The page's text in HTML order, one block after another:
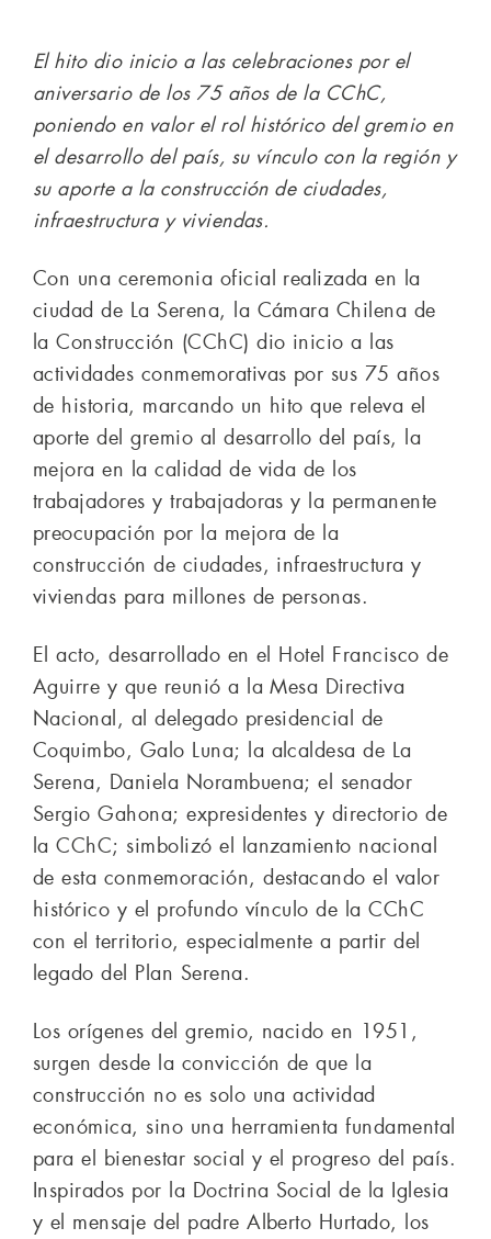
El hito dio inicio a las celebraciones por el
aniversario de los 75 años de la CChC,
poniendo en valor el rol histórico del gremio en
el desarrollo del país, su vínculo con la región y
su aporte a la construcción de ciudades,
infraestructura y viviendas.
Con una ceremonia oficial realizada en la
ciudad de La Serena, la Cámara Chilena de
la Construcción (CChC) dio inicio a las
actividades conmemorativas por sus 75 años
de historia, marcando un hito que releva el
aporte del gremio al desarrollo del país, la
mejora en la calidad de vida de los
trabajadores y trabajadoras y la permanente
preocupación por la mejora de la
construcción de ciudades, infraestructura y
viviendas para millones de personas.
El acto, desarrollado en el Hotel Francisco de
Aguirre y que reunió a la Mesa Directiva
Nacional, al delegado presidencial de
Coquimbo, Galo Luna; la alcaldesa de La
Serena, Daniela Norambuena; el senador
Sergio Gahona; expresidentes y directorio de
la CChC; simbolizó el lanzamiento nacional
de esta conmemoración, destacando el valor
histórico y el profundo vínculo de la CChC
con el territorio, especialmente a partir del
legado del Plan Serena.
Los orígenes del gremio, nacido en 1951,
surgen desde la convicción de que la
construcción no es solo una actividad
económica, sino una herramienta fundamental
para el bienestar social y el progreso del país.
Inspirados por la Doctrina Social de la Iglesia
y el mensaje del padre Alberto Hurtado, los